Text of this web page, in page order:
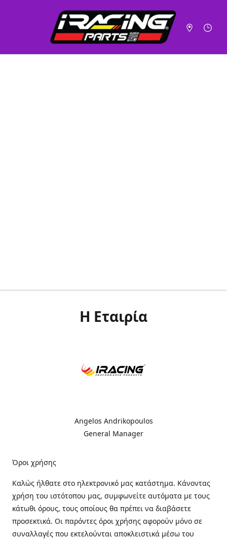
Η Εταιρία
Angelos Andrikopoulos
General Manager
Όροι χρήσης
Καλώς ήλθατε στo ηλεκτρονικό μας κατάστημα. Κάνοντας
χρήση του ιστότοπου μας, συμφωνείτε αυτόματα με τους
κάτωθι όρους, τους οποίους θα πρέπει να διαβάσετε
προσεκτικά. Οι παρόντες όροι χρήσης αφορούν μόνο σε
συναλλαγές που εκτελούνται αποκλειστικά μέσω του